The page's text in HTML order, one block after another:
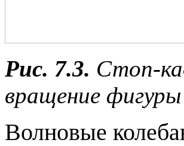
Рис. 7.3. Стоп-
вращение
Волновые